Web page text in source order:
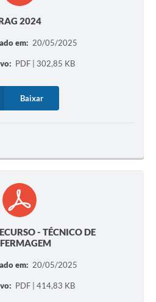
2024
em: 20/05/2025
PDF | 302,85 KB
Baixar
- TÉCNICO DE
em: 20/05/2025
PDF | 414,83 KB